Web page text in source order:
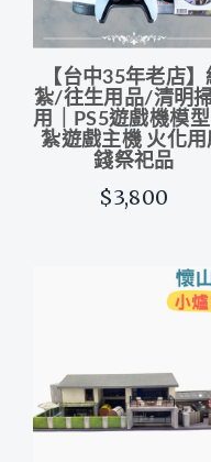
【台中35年老店】
紮/往生用品/清明
用｜PS5遊戲機模
紮遊戲主機 火化用
錢祭祀品
$3,800